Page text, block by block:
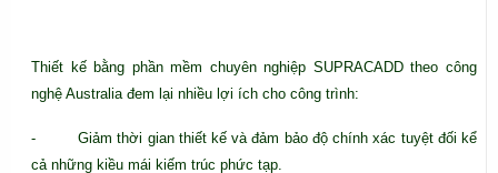
Thiết kế bằng phần mềm chuyên nghiệp SUPRACADD theo công
nghệ Australia đem lại nhiều lợi ích cho công trình:
- Giảm thời gian thiết kế và đảm bảo độ chính xác tuyệt đối kể
cả những kiều mái kiếm trúc phức tạp.